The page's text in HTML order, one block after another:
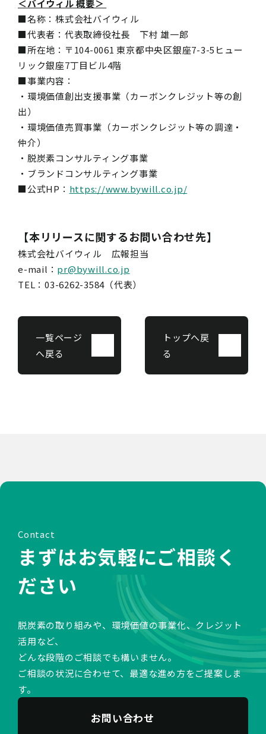
＜バイウィル 概要＞
■名称：株式会社バイウィル
■代表者：代表取締役社長 下村 雄一郎
■所在地：〒104-0061 東京都中央区銀座7-3-5ヒュー
リック銀座7丁目ビル4階
■事業内容：
・環境価値創出支援事業（カーボンクレジット等の創
出）
・環境価値売買事業（カーボンクレジット等の調達・
仲介）
・脱炭素コンサルティング事業
・ブランドコンサルティング事業
■公式HP： https://www.bywill.co.jp/
【本リリースに関するお問い合わせ先】
株式会社バイウィル 広報担当
e-mail： pr@bywill.co.jp
TEL：03-6262-3584（代表）
一覧ページ
へ戻る
トップへ戻
る
Contact
まずはお気軽にご相談く
ださい
脱炭素の取り組みや、環境価値の事業化、クレジット
活用など、
どんな段階のご相談でも構いません。
ご相談の状況に合わせて、最適な進め方をご提案しま
す。
お問い合わせ